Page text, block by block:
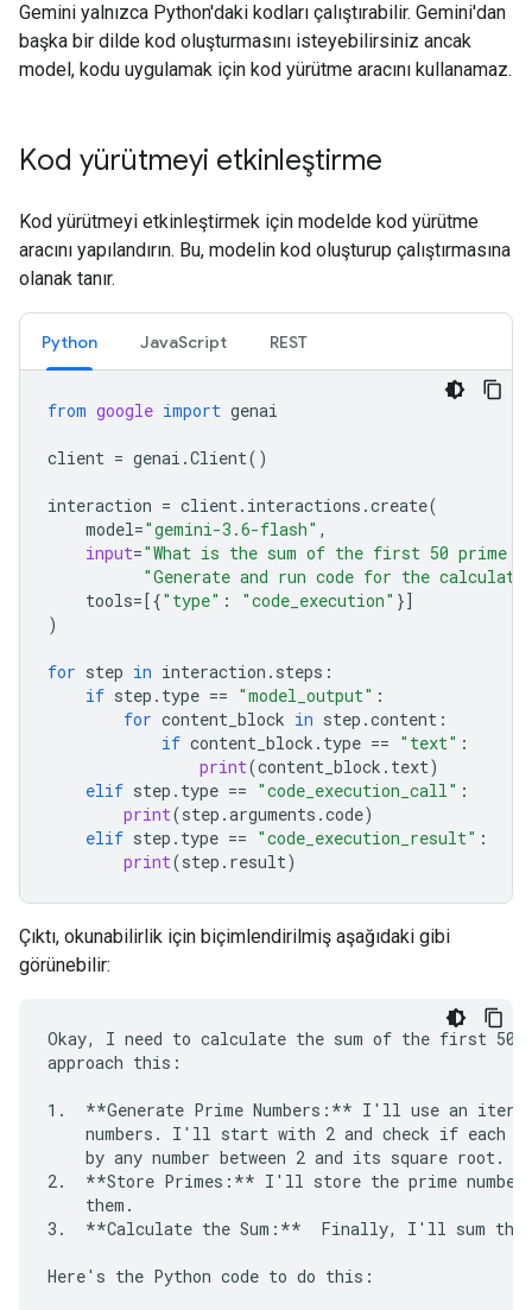
Gemini yalnızca Python'daki kodları çalıştırabilir. Gemini'dan
başka bir dilde kod oluşturmasını isteyebilirsiniz ancak
model, kodu uygulamak için kod yürütme aracını kullanamaz.
Kod yürütmeyi etkinleştirme
Kod yürütmeyi etkinleştirmek için modelde kod yürütme
aracını yapılandırın. Bu, modelin kod oluşturup çalıştırmasına
olanak tanır.
Python JavaScript REST
from google import genai
client = genai .Client()
interaction = client. interactions .create(
model="gemini-3.6-flash" ,
input="What is the sum of the first 50 prime
"Generate and run code for the
tools=[{"type" : "code_execution" }]
)
for step in interaction . steps :
if step . type == "model_output" :
for content_block in step .content :
if content_block . type == "text" :
print(content_block . text)
elif step . type == "code_execution_call" :
print(step .arguments .code)
elif step . type == "code_execution_result" :
print(step . result)
Çıktı, okunabilirlik için biçimlendirilmiş aşağıdaki gibi
görünebilir:
Okay, I need to calculate the sum of the first 50
approach this:
1.  **Generate Prime Numbers:** I'll use an
numbers. I'll start with 2 and check if each
by any number between 2 and its square root.
2.  **Store Primes:** I'll store the prime
    them.
3.  **Calculate the Sum:**  Finally, I'll sum the
Here's the Python code to do this: